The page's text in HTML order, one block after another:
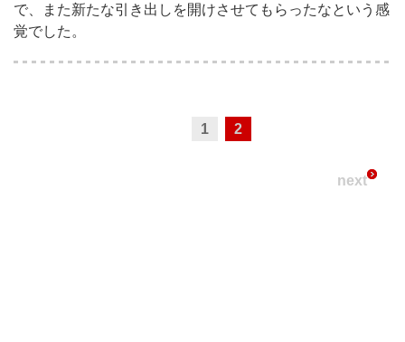
で、また新たな引き出しを開けさせてもらったなという感
覚でした。
1 2
next